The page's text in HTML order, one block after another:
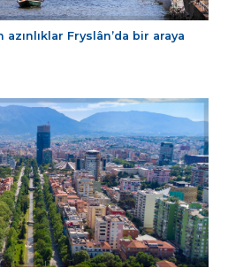
Fryslân’da bir araya